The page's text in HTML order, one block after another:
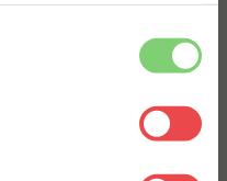
vlees staan wij